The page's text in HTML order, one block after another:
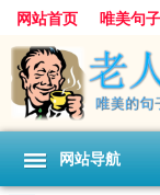
网站首页 唯美句子
人生感悟
其他美文
感人故事
句子分类
网站导航